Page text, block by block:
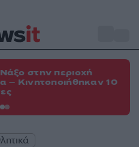
στην περιοχή
– Κινητοποιήθηκαν 10